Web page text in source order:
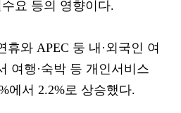
요 등의 영향이다.
와 APEC 둥 내·외국인 여
여행·숙박 등 개인서비스
에서 2.2%로 상승했다.